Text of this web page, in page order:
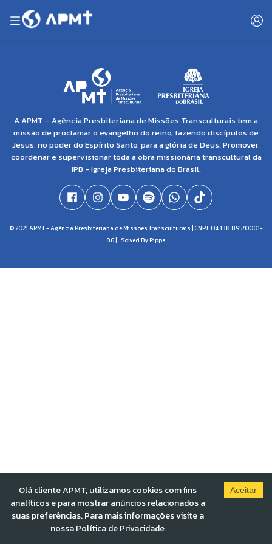
A APMT – Agência Presbiteriana de Missões Transculturais tem a
missão de proclamar o evangelho do reino, fazendo discípulos de
Jesus, no poder do Espírito Santo, para a glória de Deus. Promover,
coordenar e supervisionar toda a obra missionária transcultural da
IPB - Igreja Presbiteriana do Brasil.
© 2021 APMT - Agência Presbiteriana de Missões Transculturais | CNPJ: 04.138.895/0001-
86 | Solved By Pippa
Olá cliente APMT, utilizamos cookies com fins
analíticos e para mostrar anúncios relacionados a
suas preferências. Para mais informações visite a
nossaPolítica de Privacidade
Aceitar